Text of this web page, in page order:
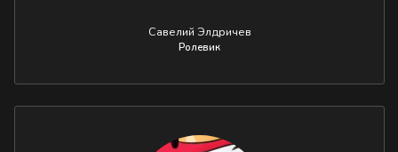
Савелий Элдричев
Ролевик